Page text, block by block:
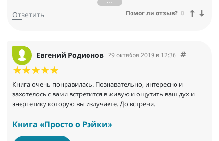
другому. Поняла, что нужно жить сердцем. Очень многому
мне еще нужно учиться. Я не знаю пока, как я почувствую свой
были счастливы. Пусть все понимают и знают про Икигай. И
живут в состоянии Икигай. Тогда я буду по-настоящему
счастлива. А сейчас спасибо за себя, за тот восторг, который я
испытывала при выполнении заданий.
Ответить Помог ли отзыв? 0
Евгений Родионов 29 октября 2019 в 12:36
Книга очень понравилась. Познавательно, интересно и
захотелось с вами встретится в живую и ощутить ваш дух и
энергетику которую вы излучаете. До встречи.
Книга «Просто о Рэйки»